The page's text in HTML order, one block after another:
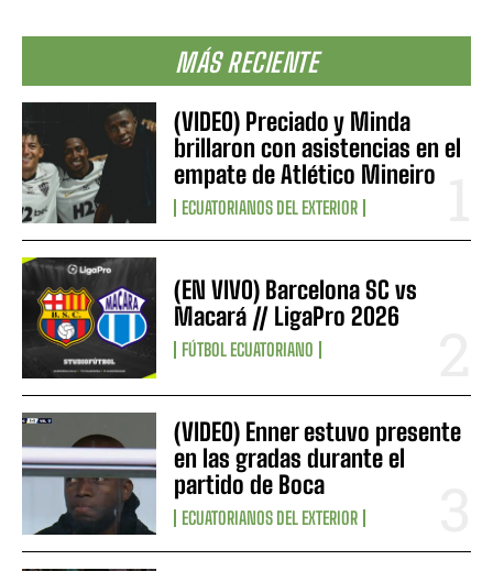
MÁS RECIENTE
(VIDEO) Preciado y Minda
brillaron con asistencias en el
empate de Atlético Mineiro
ECUATORIANOS DEL EXTERIOR
(EN VIVO) Barcelona SC vs
Macará // LigaPro 2026
FÚTBOL ECUATORIANO
(VIDEO) Enner estuvo presente
en las gradas durante el
partido de Boca
ECUATORIANOS DEL EXTERIOR